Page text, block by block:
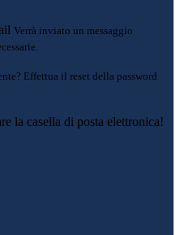
Verrà inviato un messaggio
Effettua il reset della password
la casella di posta elettronica!